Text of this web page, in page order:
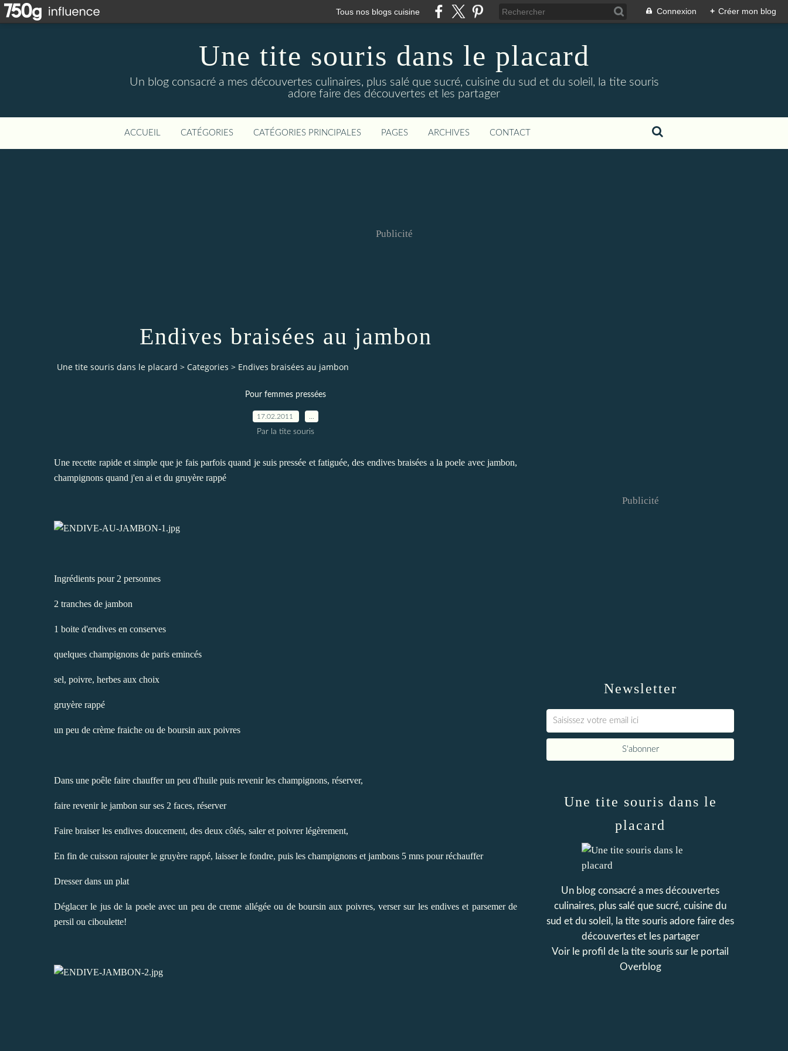
Tous nos blogs cuisine Connexion + Créer mon blog
Une tite souris dans le placard
Un blog consacré a mes découvertes culinaires, plus salé que sucré, cuisine du sud et du soleil, la tite souris
adore faire des découvertes et les partager
ACCUEIL CATÉGORIES CATÉGORIES PRINCIPALES PAGES ARCHIVES CONTACT
Publicité
Endives braisées au jambon
Une tite souris dans le placard > Categories > Endives braisées au jambon
Pour femmes pressées
17.02.2011
Par la tite souris
Une recette rapide et simple que je fais parfois quand je suis pressée et fatiguée, des endives braisées a la poele avec jambon,
champignons quand j'en ai et du gruyère rappé
Ingrédients pour 2 personnes
2 tranches de jambon
1 boite d'endives en conserves
quelques champignons de paris emincés
sel, poivre, herbes aux choix
gruyère rappé
un peu de crème fraiche ou de boursin aux poivres
Dans une poêle faire chauffer un peu d'huile puis revenir les champignons, réserver,
faire revenir le jambon sur ses 2 faces, réserver
Faire braiser les endives doucement, des deux côtés, saler et poivrer légèrement,
En fin de cuisson rajouter le gruyère rappé, laisser le fondre, puis les champignons et jambons 5 mns pour réchauffer
Dresser dans un plat
Déglacer le jus de la poele avec un peu de creme allégée ou de boursin aux poivres, verser sur les endives et parsemer de
persil ou ciboulette!
Newsletter
Publicité
Une tite souris dans le
placard
Un blog consacré a mes découvertes
culinaires, plus salé que sucré, cuisine du
sud et du soleil, la tite souris adore faire des
découvertes et les partager
Voir le profil de la tite souris sur le portail
Overblog